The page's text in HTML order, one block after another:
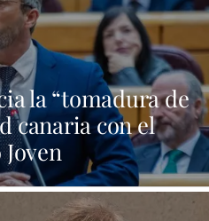
la “tomadura de
canaria con el